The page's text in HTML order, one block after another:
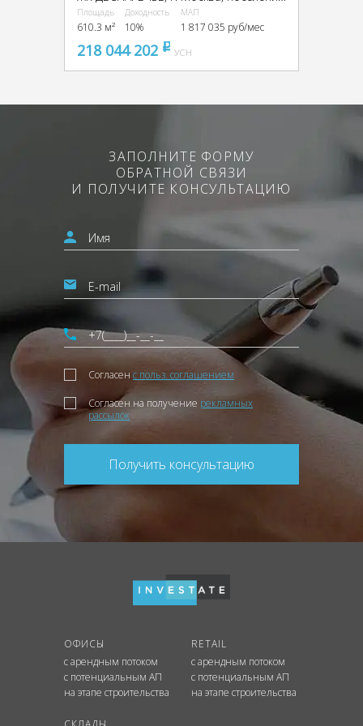
Площадь
610.3 м²
Доходность
10%
МАП
1 817 035 руб/мес
218 044 202 pуб
УСН
ЗАПОЛНИТЕ ФОРМУ
ОБРАТНОЙ СВЯЗИ
И ПОЛУЧИТЕ КОНСУЛЬТАЦИЮ
Согласен с польз. соглашением
Согласен на получение рекламных
рассылок
Получить консультацию
ОФИСЫ
с арендным потоком
с потенциальным АП
на этапе строительства
RETAIL
с арендным потоком
с потенциальным АП
на этапе строительства